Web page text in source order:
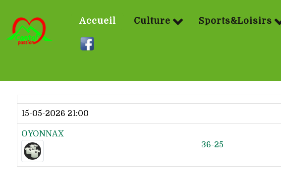
Accueil Culture Sports&Loisirs
15-05-2026 21:00
OYONNAX
36-25